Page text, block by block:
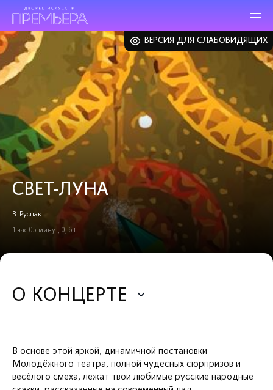
ВЕРСИЯ ДЛЯ СЛАБОВИДЯЩИХ
СВЕТ-ЛУНА
В. Руснак
1 час 05 минут, 0, 6+
О КОНЦЕРТЕ
В основе этой яркой, динамичной постановки
Молодёжного театра, полной чудесных сюрпризов и
весёлого смеха, лежат твои любимые русские народные